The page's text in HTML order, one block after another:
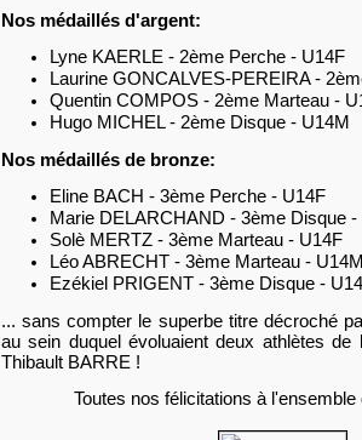
Nos médaillés d'argent:
Lyne KAERLE - 2ème Perche - U14F
Laurine GONCALVES-PEREIRA -
Quentin COMPOS - 2ème Marteau -
Hugo MICHEL - 2ème Disque - U14M
Nos médaillés de bronze:
Eline BACH - 3ème Perche - U14F
Marie DELARCHAND - 3ème Disque -
Solè MERTZ - 3ème Marteau - U14F
Léo ABRECHT - 3ème Marteau -
Ezékiel PRIGENT - 3ème Disque -
... sans compter le superbe titre décroché
au sein duquel évoluaient deux athlètes
Thibault BARRE !
Toutes nos félicitations à